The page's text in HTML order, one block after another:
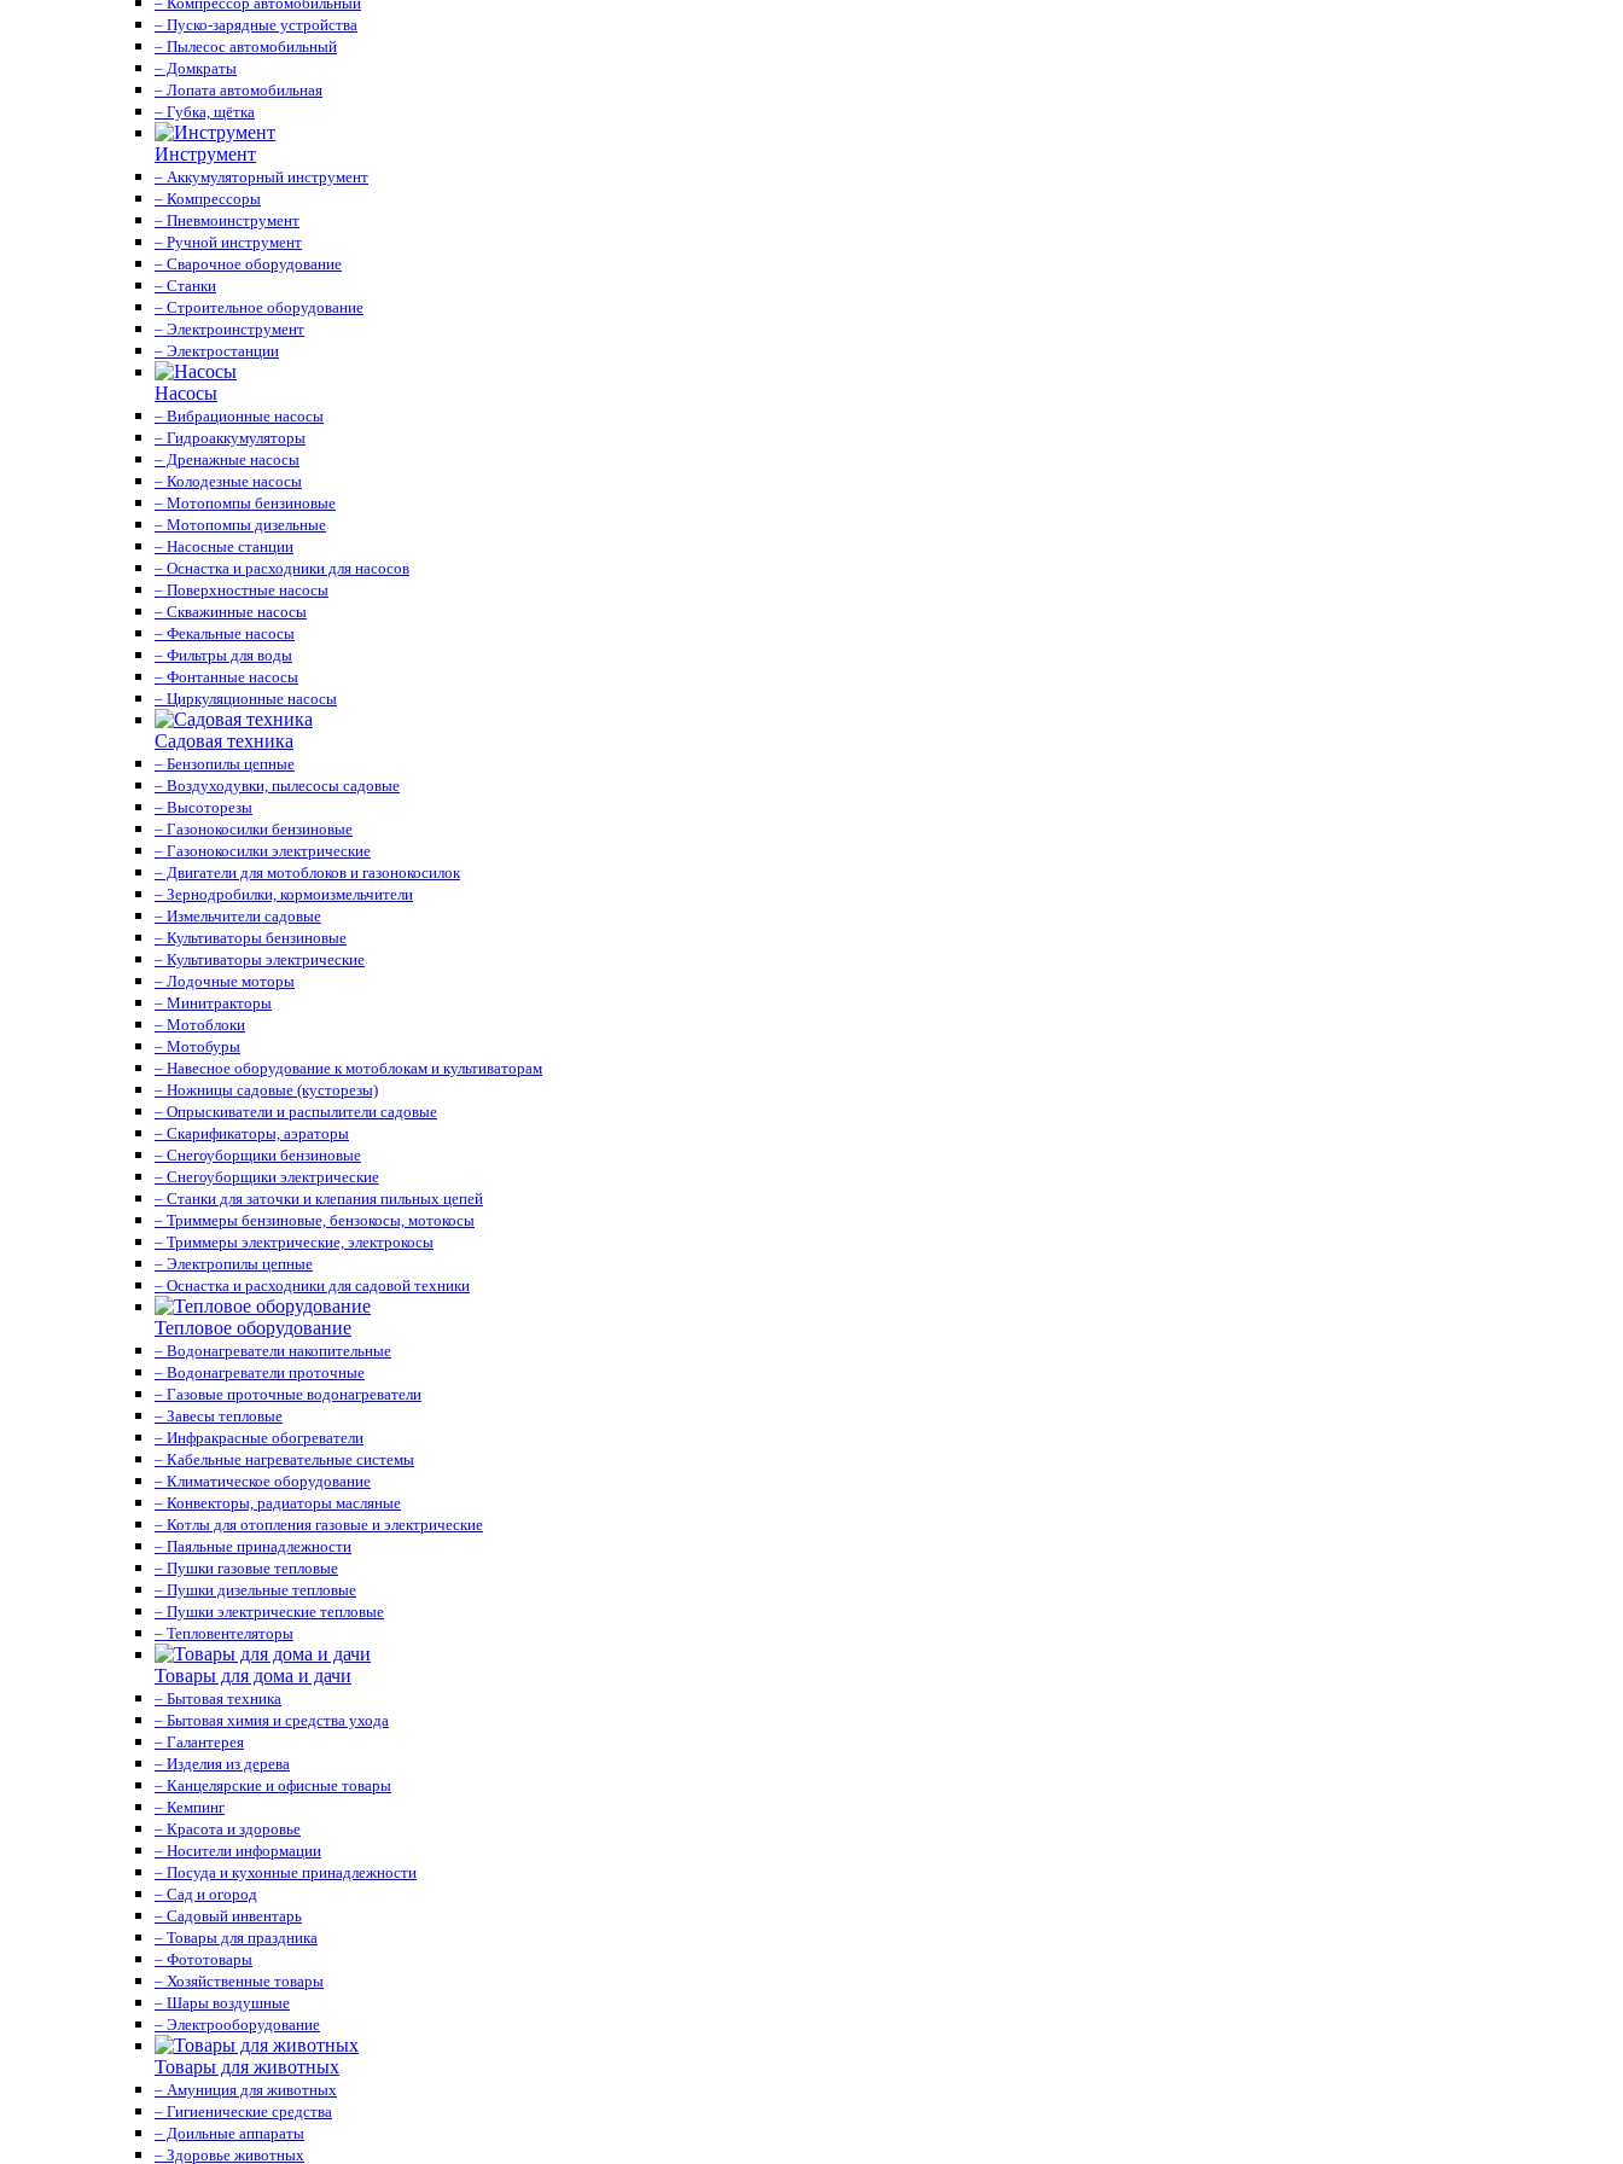
– Пуско-зарядные устройства
– Пылесос автомобильный
– Домкраты
– Лопата автомобильная
– Губка, щётка
Инструмент
– Аккумуляторный инструмент
– Компрессоры
– Пневмоинструмент
– Ручной инструмент
– Сварочное оборудование
– Станки
– Строительное оборудование
– Электроинструмент
– Электростанции
Насосы
– Вибрационные насосы
– Гидроаккумуляторы
– Дренажные насосы
– Колодезные насосы
– Мотопомпы бензиновые
– Мотопомпы дизельные
– Насосные станции
– Оснастка и расходники для насосов
– Поверхностные насосы
– Скважинные насосы
– Фекальные насосы
– Фильтры для воды
– Фонтанные насосы
– Циркуляционные насосы
Садовая техника
– Бензопилы цепные
– Воздуходувки, пылесосы садовые
– Высоторезы
– Газонокосилки бензиновые
– Газонокосилки электрические
– Двигатели для мотоблоков и газонокосилок
– Зернодробилки, кормоизмельчители
– Измельчители садовые
– Культиваторы бензиновые
– Культиваторы электрические
– Лодочные моторы
– Минитракторы
– Мотоблоки
– Мотобуры
– Навесное оборудование к мотоблокам и культиваторам
– Ножницы садовые (кусторезы)
– Опрыскиватели и распылители садовые
– Скарификаторы, аэраторы
– Снегоуборщики бензиновые
– Снегоуборщики электрические
– Станки для заточки и клепания пильных цепей
– Триммеры бензиновые, бензокосы, мотокосы
– Триммеры электрические, электрокосы
– Электропилы цепные
– Оснастка и расходники для садовой техники
Тепловое оборудование
– Водонагреватели накопительные
– Водонагреватели проточные
– Газовые проточные водонагреватели
– Завесы тепловые
– Инфракрасные обогреватели
– Кабельные нагревательные системы
– Климатическое оборудование
– Конвекторы, радиаторы масляные
– Котлы для отопления газовые и электрические
– Паяльные принадлежности
– Пушки газовые тепловые
– Пушки дизельные тепловые
– Пушки электрические тепловые
– Тепловентеляторы
Товары для дома и дачи
– Бытовая техника
– Бытовая химия и средства ухода
– Галантерея
– Изделия из дерева
– Канцелярские и офисные товары
– Кемпинг
– Красота и здоровье
– Носители информации
– Посуда и кухонные принадлежности
– Сад и огород
– Садовый инвентарь
– Товары для праздника
– Фототовары
– Хозяйственные товары
– Шары воздушные
– Электрооборудование
Товары для животных
– Амуниция для животных
– Гигиенические средства
– Доильные аппараты
– Здоровье животных